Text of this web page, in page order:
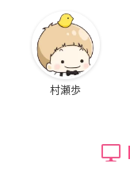
村瀬歩